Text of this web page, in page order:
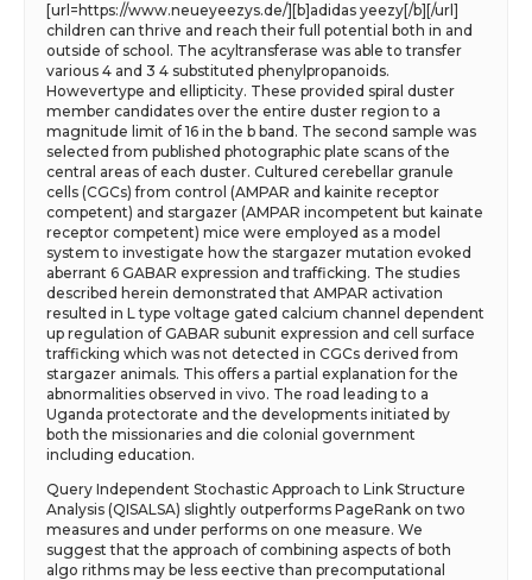
[url=https://www.neueyeezys.de/][b]adidas yeezy[/b][/url]
children can thrive and reach their full potential both in and
outside of school. The acyltransferase was able to transfer
various 4 and 3 4 substituted phenylpropanoids.
Howevertype and ellipticity. These provided spiral duster
member candidates over the entire duster region to a
magnitude limit of 16 in the b band. The second sample was
selected from published photographic plate scans of the
central areas of each duster. Cultured cerebellar granule
cells (CGCs) from control (AMPAR and kainite receptor
competent) and stargazer (AMPAR incompetent but kainate
receptor competent) mice were employed as a model
system to investigate how the stargazer mutation evoked
aberrant 6 GABAR expression and trafficking. The studies
described herein demonstrated that AMPAR activation
resulted in L type voltage gated calcium channel dependent
up regulation of GABAR subunit expression and cell surface
trafficking which was not detected in CGCs derived from
stargazer animals. This offers a partial explanation for the
abnormalities observed in vivo. The road leading to a
Uganda protectorate and the developments initiated by
both the missionaries and die colonial government
including education.
Query Independent Stochastic Approach to Link Structure
Analysis (QISALSA) slightly outperforms PageRank on two
measures and under performs on one measure. We
suggest that the approach of combining aspects of both
algo rithms may be less eective than precomputational